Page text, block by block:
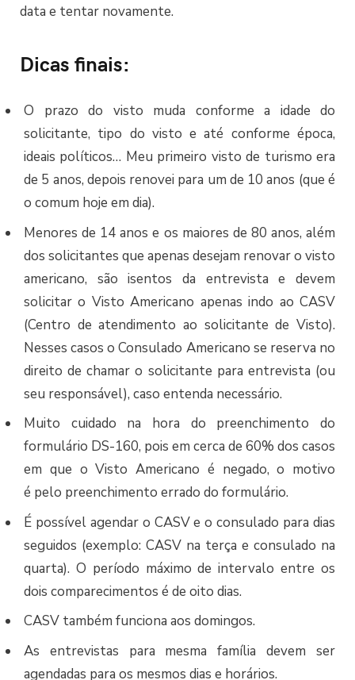
data e tentar novamente.
Dicas finais:
O prazo do visto muda conforme a idade do
solicitante, tipo do visto e até conforme época,
ideais políticos… Meu primeiro visto de turismo era
de 5 anos, depois renovei para um de 10 anos (que é
o comum hoje em dia).
Menores de 14 anos e os maiores de 80 anos, além
dos solicitantes que apenas desejam renovar o visto
americano, são isentos da entrevista e devem
solicitar o Visto Americano apenas indo ao CASV
(Centro de atendimento ao solicitante de Visto).
Nesses casos o Consulado Americano se reserva no
direito de chamar o solicitante para entrevista (ou
seu responsável), caso entenda necessário.
Muito cuidado na hora do preenchimento do
formulário DS-160, pois em cerca de 60% dos casos
em que o Visto Americano é negado, o motivo
é pelo preenchimento errado do formulário.
É possível agendar o CASV e o consulado para dias
seguidos (exemplo: CASV na terça e consulado na
quarta). O período máximo de intervalo entre os
dois comparecimentos é de oito dias.
CASV também funciona aos domingos.
As entrevistas para mesma família devem ser
agendadas para os mesmos dias e horários.